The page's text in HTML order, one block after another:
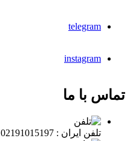
telegram
instagram
تماس با ما
تلفن ايران : 02191015197 - 09335005961